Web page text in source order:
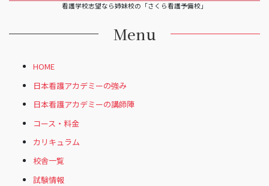
看護学校志望なら姉妹校の「さくら看護予備校」
Menu
HOME
日本看護アカデミーの強み
日本看護アカデミーの講師陣
コース・料金
カリキュラム
校舎一覧
試験情報